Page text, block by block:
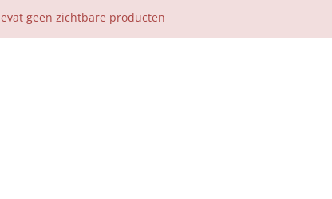
geen zichtbare producten